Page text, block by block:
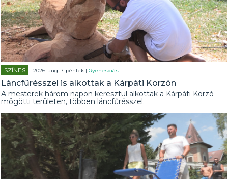
SZÍNES | 2026. aug. 7. péntek |Gyenesdiás
Láncfűrésszel is alkottak a Kárpáti Korzón
A mesterek három napon keresztül alkottak a Kárpáti Korzó
mögötti területen, többen láncfűrésszel.